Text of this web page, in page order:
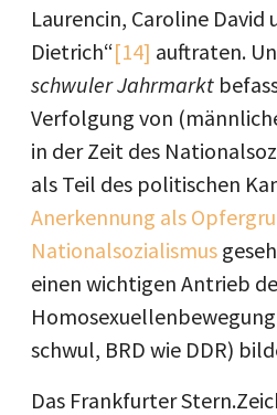
Laurencin, Caroline David
Dietrich“[14] auftraten.
schwuler Jahrmarkt
Verfolgung von
in der Zeit des
als Teil des politischen
Anerkennung als
Nationalsozialismus
einen wichtigen Antrieb
schwul, BRD wie DDR)
Das Frankfurter